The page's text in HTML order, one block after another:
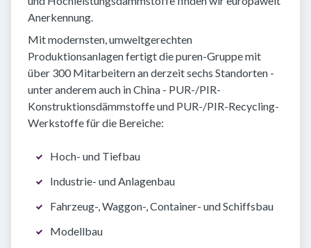
Anerkennung.
Mit modernsten, umweltgerechten
Produktionsanlagen fertigt die puren-Gruppe mit
über 300 Mitarbeitern an derzeit sechs Standorten -
unter anderem auch in China - PUR-/PIR-
Konstruktionsdämmstoffe und PUR-/PIR-Recycling-
Werkstoffe für die Bereiche:
Hoch- und Tiefbau
Industrie- und Anlagenbau
Fahrzeug-, Waggon-, Container- und Schiffsbau
Modellbau